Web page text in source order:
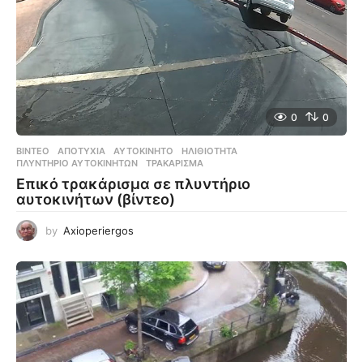
0 0
ΒΊΝΤΕΟ ΑΠΟΤΥΧΊΑ ,ΑΥΤΟΚΊΝΗΤΟ ,ΗΛΙΘΙΌΤΗΤΑ
ΠΛΥΝΤΉΡΙΟ ΑΥΤΟΚΊΝΗΤΩΝ
,ΤΡΑΚΆΡΙΣΜΑ
Επικό τρακάρισμα σε πλυντήριο
αυτοκινήτων (βίντεο)
by Axioperiergos